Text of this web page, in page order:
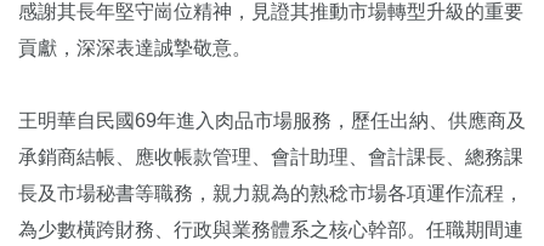
感謝其長年堅守崗位精神，見證其推動市場轉型升級的重要
貢獻，深深表達誠摯敬意。
王明華自民國69年進入肉品市場服務，歷任出納、供應商及
承銷商結帳、應收帳款管理、會計助理、會計課長、總務課
長及市場秘書等職務，親力親為的熟稔市場各項運作流程，
為少數橫跨財務、行政與業務體系之核心幹部。任職期間連